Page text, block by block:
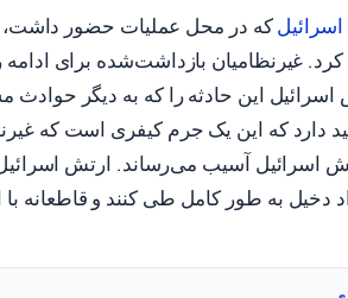
که در محل عملیات حضور داشت،
غیرنظامیان بازداشت‌شده برای ادامه
این حادثه را که به دیگر
دارد که این یک جرم کیفری است که
اسرائیل آسیب می‌رساند. ارتش اسرائیل
دخیل به طور کامل طی کنند و قاطعانه با